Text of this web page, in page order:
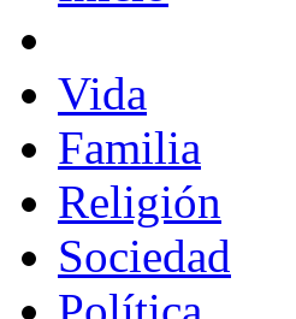
Vida
Familia
Religión
Sociedad